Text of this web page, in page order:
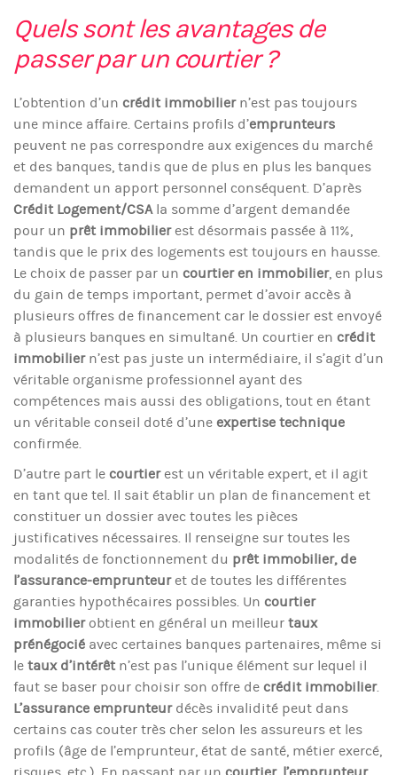
Quels sont les avantages de
passer par un courtier ?
L’obtention d’un crédit immobilier n’est pas toujours
une mince affaire. Certains profils d’emprunteurs
peuvent ne pas correspondre aux exigences du marché
et des banques, tandis que de plus en plus les banques
demandent un apport personnel conséquent. D’après
Crédit Logement/CSAla somme d’argent demandée
pour un prêt immobilier est désormais passée à 11%,
tandis que le prix des logements est toujours en hausse.
Le choix de passer par un courtier en immobilier, en plus
du gain de temps important, permet d’avoir accès à
plusieurs offres de financement car le dossier est envoyé
à plusieurs banques en simultané. Un courtier en crédit
immobiliern’est pas juste un intermédiaire, il s’agit d’un
véritable organisme professionnel ayant des
compétences mais aussi des obligations, tout en étant
un véritable conseil doté d’une expertise technique
confirmée.
D’autre part le courtierest un véritable expert, et il agit
en tant que tel. Il sait établir un plan de financement et
constituer un dossier avec toutes les pièces
justificatives nécessaires. Il renseigne sur toutes les
modalités de fonctionnement du prêt immobilier, de
l’assurance-emprunteuret de toutes les différentes
garanties hypothécaires possibles. Un courtier
immobilier obtient en général un meilleur taux
prénégocié avec certaines banques partenaires, même si
le taux d’intérêt n’est pas l’unique élément sur lequel il
faut se baser pour choisir son offre de crédit immobilier.
L’assurance emprunteur décès invalidité peut dans
certains cas couter très cher selon les assureurs et les
profils (âge de l’emprunteur, état de santé, métier exercé,